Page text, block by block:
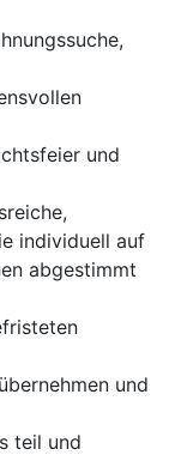
und
individuell auf
abgestimmt
und
teil und